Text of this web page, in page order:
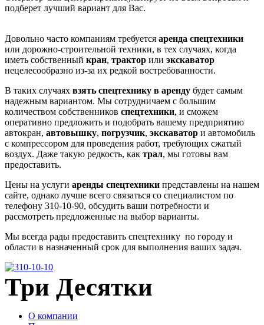
подберет лучший вариант для Вас.
Довольно часто компаниям требуется аренда спецтехники
или дорожно-строительной техники, в тех случаях, когда
иметь собственный кран, трактор или экскаватор
нецелесообразно из-за их редкой востребованности.
В таких случаях взять спецтехнику в аренду будет самым
надежным вариантом. Мы сотрудничаем с большим
количеством собственников спецтехники, и сможем
оперативно предложить и подобрать вашему предприятию
автокран, автовышку, погрузчик, экскаватор и автомобиль
с компрессором для проведения работ, требующих сжатый
воздух. Даже такую редкость, как трал, мы готовы вам
предоставить.
Цены на услуги аренды спецтехники представлены на нашем
сайте, однако лучше всего связаться со специалистом по
телефону 310-10-90, обсудить ваши потребности и
рассмотреть предложенные на выбор варианты.
Мы всегда рады предоставить спецтехнику по городу и
области в назначенный срок для выполнения ваших задач.
Три Десятки
О компании